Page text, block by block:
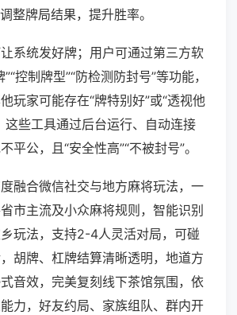
整牌局结果，提升胜率。
系统发好牌；用户可通过第三方软
控制牌型”“防检测防封号”等功能，
玩家可能存在“牌特别好”或“透视他
这些工具通过后台运行、自动连接
平公，且“安全性高”“不被封号”。
融合微信社交与地方麻将玩法，一
市主流及小众麻将规则，智能识别
玩法，支持2-4人灵活对局，可碰
胡牌、杠牌结算清晰透明，地道方
音效，完美复刻线下茶馆氛围，依
力，好友约局、家族组队、群内开